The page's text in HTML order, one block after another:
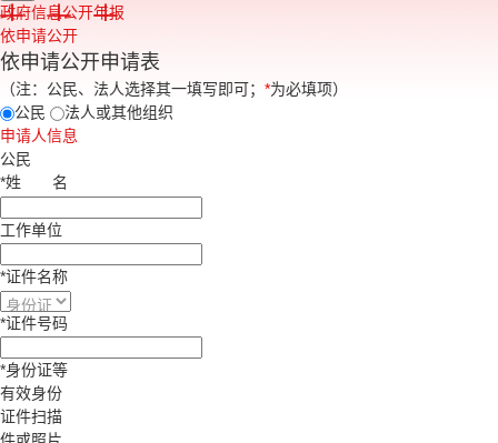
政府信息公开年报
依申请公开
依申请公开申请表
（注：公民、法人选择其一填写即可； *为必填项）
公民
法人或其他组织
申请人信息
公民
*姓 名
工作单位
*证件名称
*证件号码
*身份证等
有效身份
证件扫描